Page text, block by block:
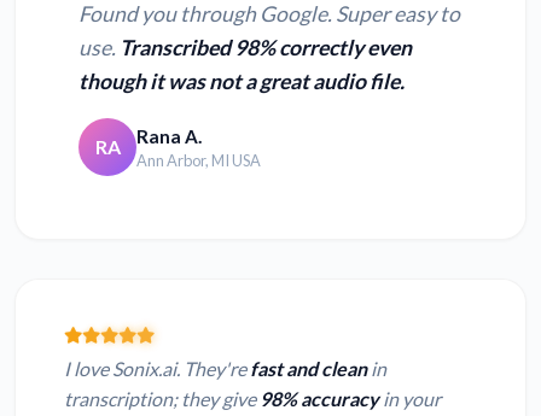
Found you through Google. Super easy to
use. Transcribed 98% correctly even
though it was not a great audio file.
RA Rana A.
Ann Arbor, MI USA
I love Sonix.ai. They'refast and cleanin
transcription; they give 98% accuracyin your